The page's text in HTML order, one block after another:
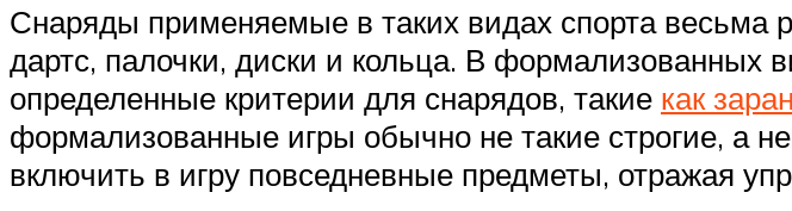
Снаряды применяемые в таких видах спорта
дартс, палочки, диски и кольца. В формализованных
определенные критерии для снарядов, такие как
формализованные игры обычно не такие строгие, а
включить в игру повседневные предметы, отражая